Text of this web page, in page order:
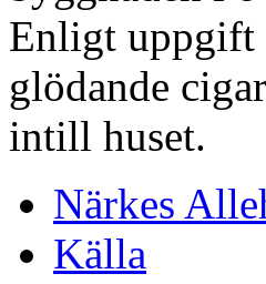
Enligt uppgift
glödande
intill huset.
Närkes
Källa